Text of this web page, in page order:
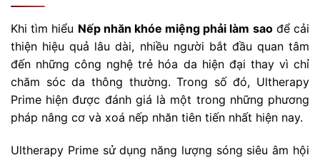
Khi tìm hiểu Nếp nhăn khóe miệng phải làm saođể cải
thiện hiệu quả lâu dài, nhiều người bắt đầu quan tâm
đến những công nghệ trẻ hóa da hiện đại thay vì chỉ
chăm sóc da thông thường. Trong số đó, Ultherapy
Prime hiện được đánh giá là một trong những phương
pháp nâng cơ và xoá nếp nhăn tiên tiến nhất hiện nay.
Ultherapy Prime sử dụng năng lượng sóng siêu âm hội